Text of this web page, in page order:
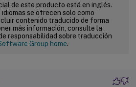
de este producto está en inglés.
idiomas se ofrecen solo como
contenido traducido de forma
más información, consulte la
responsabilidad sobre traducción
Group home.